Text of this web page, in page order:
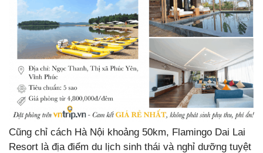
Cũng chỉ cách Hà Nội khoảng 50km, Flamingo Dai Lai
Resort là địa điểm du lịch sinh thái và nghỉ dưỡng tuyệt